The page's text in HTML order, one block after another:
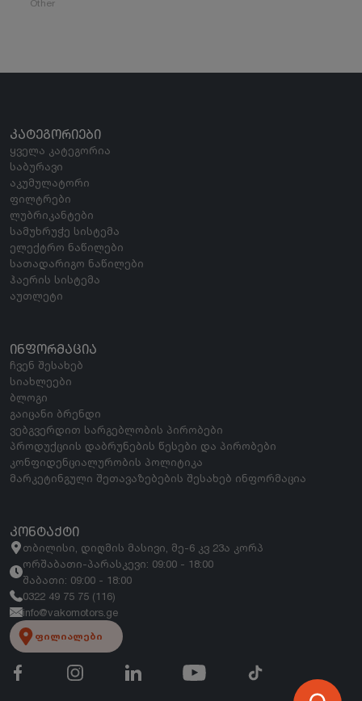
Other
ᲙᲐᲢᲔᲒᲝᲠᲘᲔᲑᲘ
ყველა კატეგორია
საბურავი
აკუმულატორი
ფილტრები
ლუბრიკანტები
სამუხრუჭე სისტემა
ელექტრო ნაწილები
სათადარიგო ნაწილები
ჰაერის სისტემა
აუთლეტი
ᲘᲜᲤᲝᲠᲛᲐᲪᲘᲐ
ჩვენ შესახებ
სიახლეები
ბლოგი
გაიცანი ბრენდი
ვებგვერდით სარგებლობის პირობები
პროდუქციის დაბრუნების წესები და პირობები
კონფიდენციალურობის პოლიტიკა
მარკეტინგული შეთავაზებების შესახებ ინფორმაცია
ᲙᲝᲜᲢᲐᲥᲢᲘ
თბილისი, დიღმის მასივი, მე-6 კვ 23ა კორპ
ორშაბათი-პარასკევი: 09:00 - 18:00
შაბათი: 09:00 - 18:00
0322 49 75 75 (116)
info@vakomotors.ge
ფილიალები